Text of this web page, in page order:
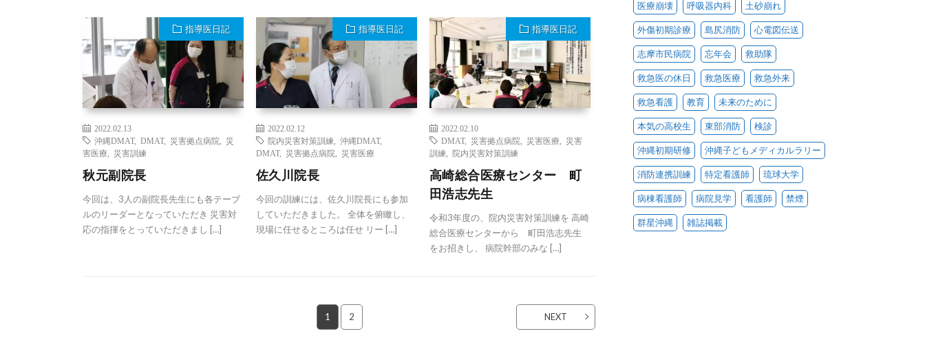
指導医日記
2022.02.13
沖縄DMAT, DMAT, 災害拠点病院
災
害医療
災害訓練
秋元副院長
今回は、3人の副院長先生にも各テーブ
ルのリーダーとなっていただき 災害対
応の指揮をとっていただきまし […]
指導医日記
2022.02.12
院内災害対策訓練
沖縄DMAT,
DMAT, 災害拠点病院, 災害医療
佐久川院長
今回の訓練には、佐久川院長にも参加
していただきました。 全体を俯瞰し、
現場に任せるところは任せ リー […]
指導医日記
2022.02.10
DMAT, 災害拠点病院, 災害医療
災害
訓練
院内災害対策訓練
高崎総合医療センター 町
田浩志先生
令和3年度の、院内災害対策訓練を 高崎
総合医療センターから 町田浩志先生
をお招きし、 病院幹部のみな […]
1 2 NEXT
医療崩壊 呼吸器内科 土砂崩れ
外傷初期診療 島尻消防 心電図伝送
志摩市民病院 忘年会 救助隊
救急医の休日 救急医療 救急外来
救急看護 教育 未来のために
本気の高校生 東部消防 検診
沖縄初期研修 沖縄子どもメディカルラリー
消防連携訓練 特定看護師 琉球大学
病棟看護師 病院見学 看護師 禁煙
群星沖縄 雑誌掲載